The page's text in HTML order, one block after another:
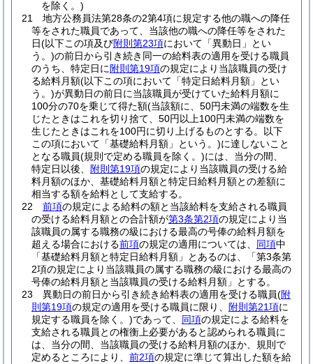
を除く。)
21
地方公務員法第28条の2第4項に規定する他の職への降任
等をされた職員であって、当該他の職への降任等をされた
日(以下この項及び附則第23項において「異動日」とい
う。)の前日から引き続き同一の給料表の適用を受ける職員
のうち、特定日に 附則第19項の規定により当該職員の受け
る給料月額(以下この項において「特定日給料月額」とい
う。)が異動日の前日に当該職員が受けていた給料月額に
100分の70を乗じて得た額(当該額に、50円未満の端数を生
じたときはこれを切り捨て、50円以上100円未満の端数を
生じたときはこれを100円に切り上げるものとする。以下
この項において「基礎給料月額」という。)に達しないこと
となる職員(規則で定める職員を除く。)には、当分の間、
特定日以後、
附則第19項の規定により当該職員の受ける給
料月額のほか、基礎給料月額と特定日給料月額との差額に
相当する額を給料として支給する。
22
前項の規定による給料の額と当該給料を支給される職員
の受ける給料月額との合計額が第3条第2項の規定により当
該職員の属する職務の級における最高の号俸の給料月額を
超える場合における前項の規定の適用については、 同項中
「基礎給料月額と特定日給料月額」とあるのは、「第3条第
2項の規定により当該職員の属する職務の級における最高の
号俸の給料月額と当該職員の受ける給料月額」とする。
23
異動日の前日から引き続き給料表の適用を受ける職員(附
則第19項の規定の適用を受ける職員に限り、 附則第21項に
規定する職員を除く。)であって、 同項の規定による給料を
支給される職員との権衡上必要があると認められる職員に
は、当分の間、当該職員の受ける給料月額のほか、規則で
定めるところにより、 前2項の規定に準じて算出した額を給